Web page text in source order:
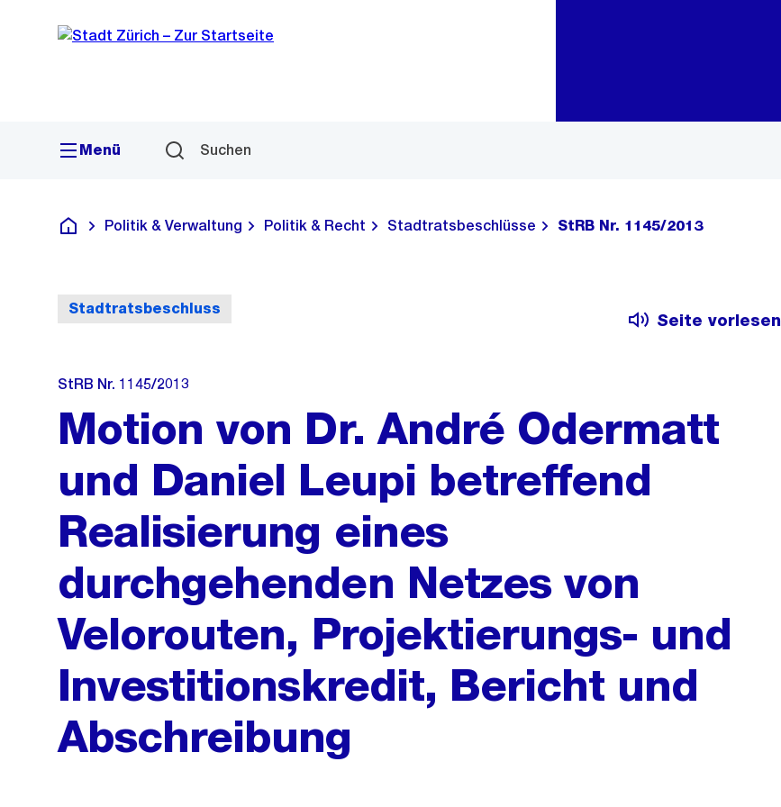
Navigation
Sprunglink
Menü Suchen
Deutsch
Politik & Verwaltung Politik & Recht Stadtratsbeschlüsse StRB Nr. 1145/2013
Stadtratsbeschluss
Seite vorlesen
StRB Nr. 1145/2013
Motion von Dr. André Odermatt
und Daniel Leupi betreffend
Realisierung eines
durchgehenden Netzes von
Velorouten, Projektierungs- und
Investitionskredit, Bericht und
Abschreibung